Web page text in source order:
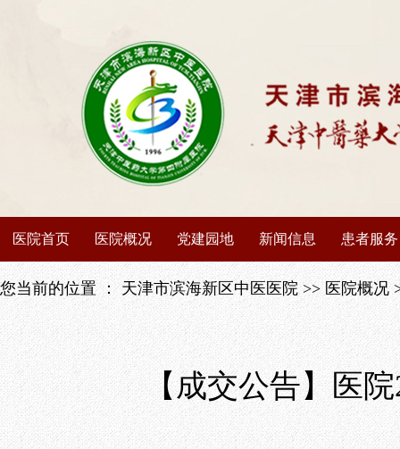
医院首页 医院概况
医院介绍
医院荣誉
领导班子
通知公告
党建园地
党建动态
榜样先锋
学习园地
明镜清风
新闻信息
医院动态
媒体聚焦
媒体矩阵
患者服务
出诊信息
停诊信息
专家介绍
专病门诊
您当前的位置 ： 天津市滨海新区中医医院>>医院概况
【成交公告】医